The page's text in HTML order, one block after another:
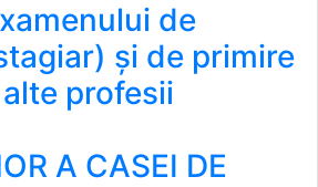
de
și de primire
profesii
A CASEI DE